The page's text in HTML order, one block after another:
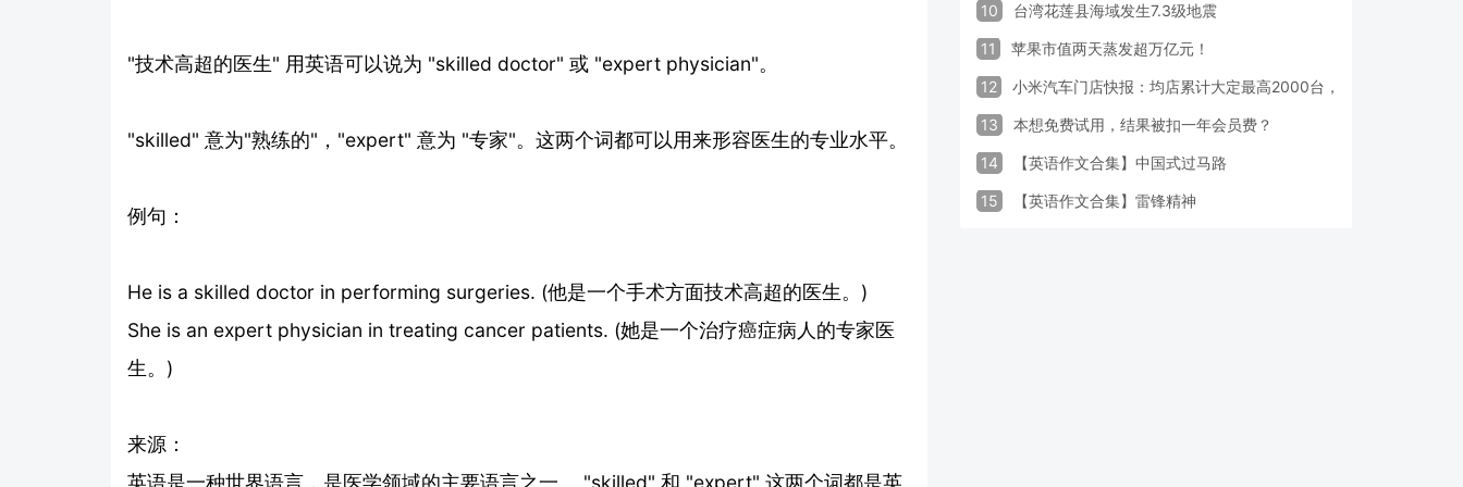
"技术高超的医生" 用英语可以说为 "skilled doctor" 或 "expert physician"。
"skilled" 意为"熟练的"，"expert" 意为 "专家"。这两个词都可以用来形容医生的专业水平。
例句：
He is a skilled doctor in performing surgeries. (他是一个手术方面技术高超的医生。)
She is an expert physician in treating cancer patients. (她是一个治疗癌症病人的专家医
生。)
来源：
英语是一种世界语言，是医学领域的主要语言之一。 "skilled" 和 "expert" 这两个词都是英
10 台湾花莲县海域发生7.3级地震
11 苹果市值两天蒸发超万亿元！
12 小米汽车门店快报：均店累计大定最高2000台，锁单率最高达
13 本想免费试用，结果被扣一年会员费？
14 【英语作文合集】中国式过马路
15 【英语作文合集】雷锋精神